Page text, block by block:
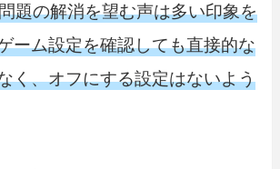
題の解消を望む声は多い印象を
ーム設定を確認しても直接的な
く、オフにする設定はないよう